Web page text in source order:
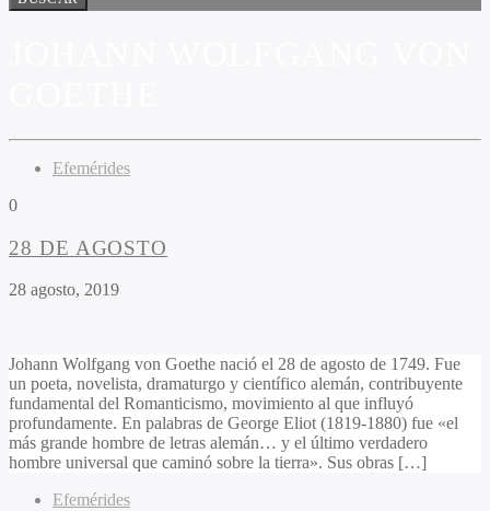
Efemérides
0
28 DE AGOSTO
28 agosto, 2019
Johann Wolfgang von Goethe nació el 28 de agosto de 1749. Fue
un poeta, novelista, dramaturgo y científico alemán, contribuyente
fundamental del Romanticismo, movimiento al que influyó
profundamente. En palabras de George Eliot (1819-1880) fue «el
más grande hombre de letras alemán… y el último verdadero
hombre universal que caminó sobre la tierra». Sus obras […]
Efemérides